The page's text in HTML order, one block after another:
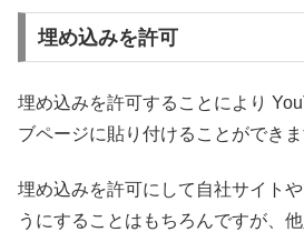
埋め込みを許可
埋め込みを許可することにより
ブページに貼り付けることができま
埋め込みを許可にして自社サイト
うにすることはもちろんですが、